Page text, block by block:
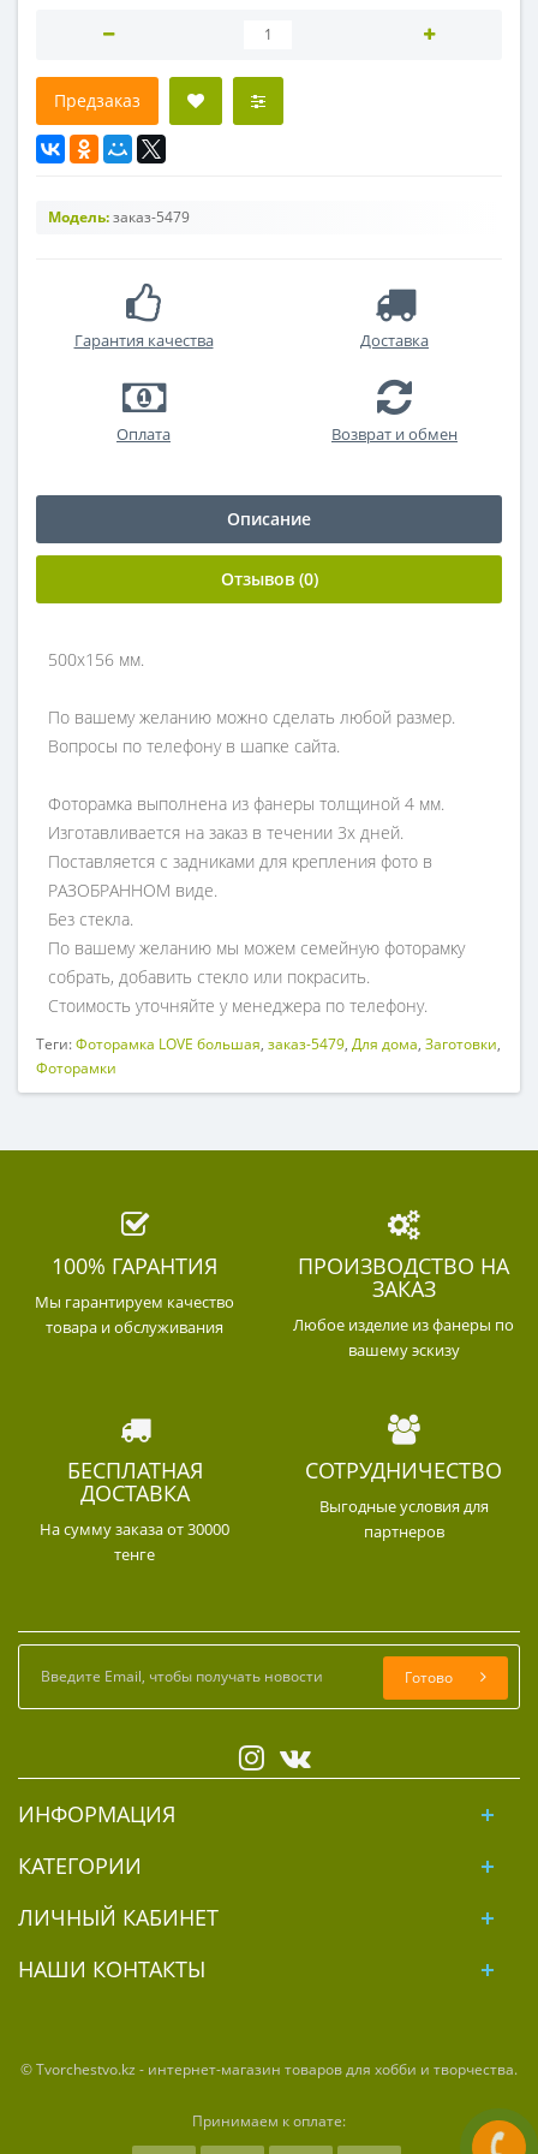
Предзаказ
Модель:заказ-5479
Гарантия качества Доставка
Оплата Возврат и обмен
Описание
Отзывов (0)
500х156 мм.
По вашему желанию можно сделать любой размер.
Вопросы по телефону в шапке сайта.
Фоторамка выполнена из фанеры толщиной 4 мм.
Изготавливается на заказ в течении 3х дней.
Поставляется с задниками для крепления фото в
РАЗОБРАННОМ виде.
Без стекла.
По вашему желанию мы можем семейную фоторамку
собрать, добавить стекло или покрасить.
Стоимость уточняйте у менеджера по телефону.
Теги:Фоторамка LOVE большая, заказ-5479, Для дома, Заготовки,
Фоторамки
100% ГАРАНТИЯ
Мы гарантируем качество
товара и обслуживания
ПРОИЗВОДСТВО НА
ЗАКАЗ
Любое изделие из фанеры по
вашему эскизу
БЕСПЛАТНАЯ
ДОСТАВКА
На сумму заказа от 30000
тенге
СОТРУДНИЧЕСТВО
Выгодные условия для
партнеров
Готово
ИНФОРМАЦИЯ
КАТЕГОРИИ
ЛИЧНЫЙ КАБИНЕТ
НАШИ КОНТАКТЫ
© Tvorchestvo.kz - интернет-магазин товаров для хобби и творчества.
Принимаем к оплате: